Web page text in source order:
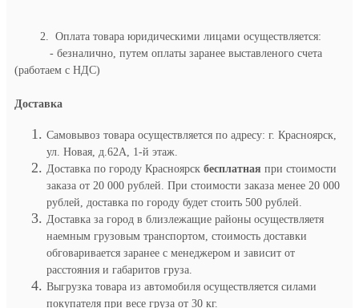
2. Оплата товара юридическими лицами осуществляется:
- безналично, путем оплаты заранее выставленого счета
(работаем с НДС)
Доставка
Самовывоз товара осуществляется по адресу: г. Красноярск,
ул. Новая, д.62А, 1-й этаж.
Доставка по городу Красноярск бесплатная при стоимости
заказа от 20 000 рублей. При стоимости заказа менее 20 000
рублей, доставка по городу будет стоить 500 рублей.
Доставка за город в близлежащие районы осуществляетя
наемным грузовым транспортом, стоимость доставки
обговаривается заранее с менеджером и зависит от
расстояния и габаритов груза.
Выгрузка товара из автомобиля осуществляется силами
покупателя при весе груза от 30 кг.